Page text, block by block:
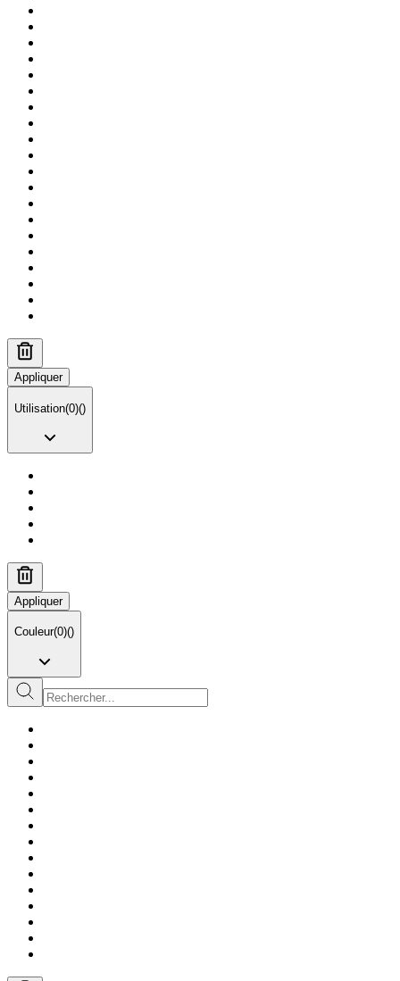
Appliquer
Utilisation(0)()
Appliquer
Couleur(0)()